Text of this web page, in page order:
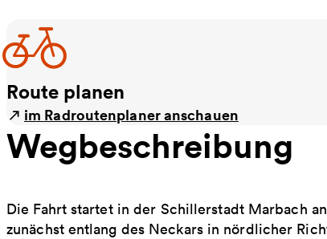
Route planen
im Radroutenplaner anschauen
Wegbeschreibung
Die Fahrt startet in der Schillerstadt Marbach
zunächst entlang des Neckars in nördlicher